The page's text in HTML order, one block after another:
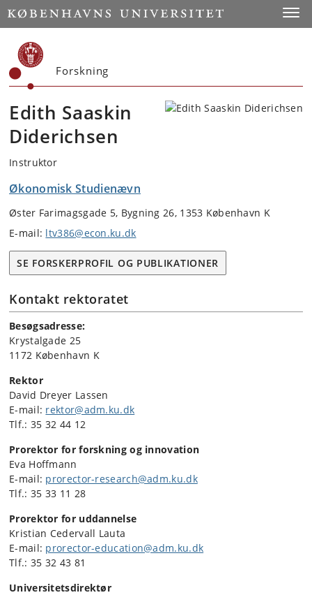
Start
Forskning
Edith Saaskin
Diderichsen
Instruktor
Økonomisk Studienævn
Øster Farimagsgade 5, Bygning 26, 1353 København K
E-mail: ltv386@econ.ku.dk
SE FORSKERPROFIL OG PUBLIKATIONER
Kontakt rektoratet
Besøgsadresse:
Krystalgade 25
1172 København K
Rektor
David Dreyer Lassen
E-mail: rektor@adm.ku.dk
Tlf.: 35 32 44 12
Prorektor for forskning og innovation
Eva Hoffmann
E-mail: prorector-research@adm.ku.dk
Tlf.: 35 33 11 28
Prorektor for uddannelse
Kristian Cedervall Lauta
E-mail: prorector-education@adm.ku.dk
Tlf.: 35 32 43 81
Universitetsdirektør